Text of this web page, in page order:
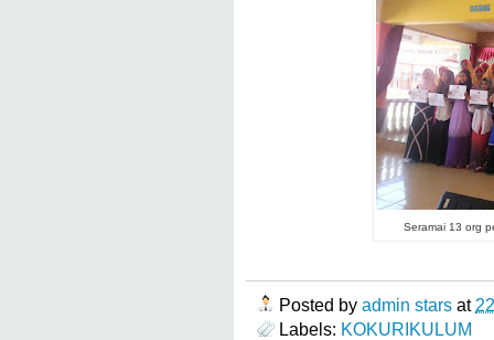
Seramai 13 org
Posted by admin stars at
Labels: KOKURIKULUM